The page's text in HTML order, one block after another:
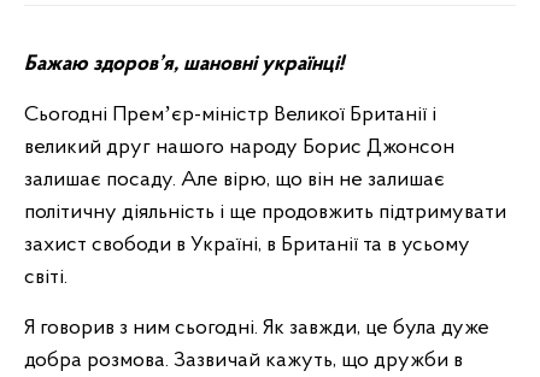
Бажаю здоров’я, шановні українці!
Сьогодні Премʼєр-міністр Великої Британії і
великий друг нашого народу Борис Джонсон
залишає посаду. Але вірю, що він не залишає
політичну діяльність і ще продовжить підтримувати
захист свободи в Україні, в Британії та в усьому
світі.
Я говорив з ним сьогодні. Як завжди, це була дуже
добра розмова. Зазвичай кажуть, що дружби в